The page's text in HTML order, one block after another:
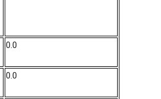
0.0
0.0